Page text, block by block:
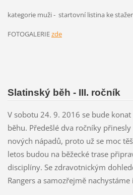
kategorie muži - startovní listina ke
FOTOGALERIEzde
Slatinský běh - III. ročník
V sobotu 24. 9. 2016 se bude
běhu. Předešlé dva ročníky
nových nápadů, proto už se moc
letos budou na běžecké trase
disciplíny. Se zdravotnickým
Rangers a samozřejmě